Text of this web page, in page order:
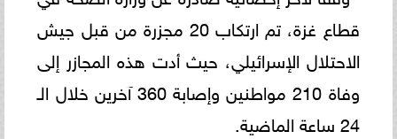
قطاع غزة، تم ارتكاب 20 مجزرة من قبل جيش
الاحتلال الإسرائيلي، حيث أدت هذه المجازر إلى
وفاة 210 مواطنين وإصابة 360 آخرين خلال الـ
24 ساعة الماضية.